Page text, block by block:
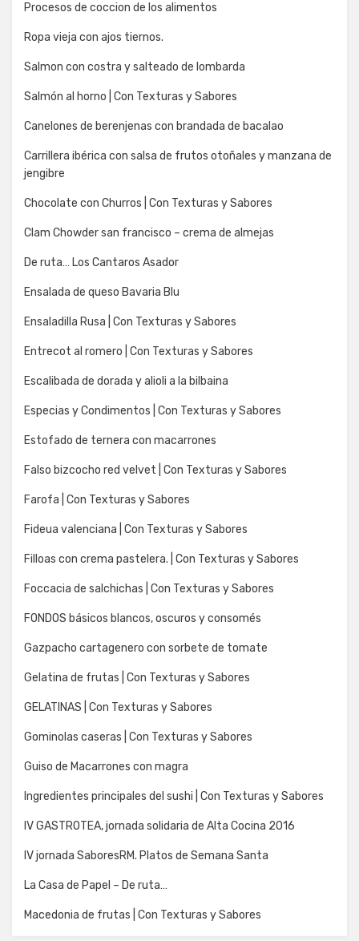
Procesos de coccion de los alimentos
Ropa vieja con ajos tiernos.
Salmon con costra y salteado de lombarda
Salmón al horno | Con Texturas y Sabores
Canelones de berenjenas con brandada de bacalao
Carrillera ibérica con salsa de frutos otoñales y manzana de
jengibre
Chocolate con Churros | Con Texturas y Sabores
Clam Chowder san francisco – crema de almejas
De ruta… Los Cantaros Asador
Ensalada de queso Bavaria Blu
Ensaladilla Rusa | Con Texturas y Sabores
Entrecot al romero | Con Texturas y Sabores
Escalibada de dorada y alioli a la bilbaina
Especias y Condimentos | Con Texturas y Sabores
Estofado de ternera con macarrones
Falso bizcocho red velvet | Con Texturas y Sabores
Farofa | Con Texturas y Sabores
Fideua valenciana | Con Texturas y Sabores
Filloas con crema pastelera. | Con Texturas y Sabores
Foccacia de salchichas | Con Texturas y Sabores
FONDOS básicos blancos, oscuros y consomés
Gazpacho cartagenero con sorbete de tomate
Gelatina de frutas | Con Texturas y Sabores
GELATINAS | Con Texturas y Sabores
Gominolas caseras | Con Texturas y Sabores
Guiso de Macarrones con magra
Ingredientes principales del sushi | Con Texturas y Sabores
IV GASTROTEA, jornada solidaria de Alta Cocina 2016
IV jornada SaboresRM. Platos de Semana Santa
La Casa de Papel – De ruta…
Macedonia de frutas | Con Texturas y Sabores